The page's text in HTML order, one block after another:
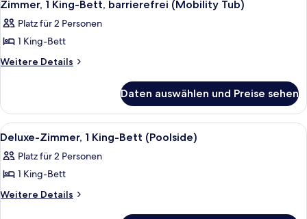
Fotos
für
Zimmer,
1 King-
(Mobility
Tub)
anzeigen
Zimmer, 1 King-Bett, barrierefrei (Mobility Tub)
Platz für 2 Personen
1 King-Bett
Weitere Details
Weitere
1 King-
Bett,
barrierefrei
Tub)
Daten auswählen und Preise sehen
Alle
Fotos
für
Deluxe-
Zimmer,
Ein modernes Hotelzimmer mit
6
Deluxe-Zimmer, 1 King-Bett (Poolside)
Platz für 2 Personen
1 King-Bett
Weitere Details
Weitere